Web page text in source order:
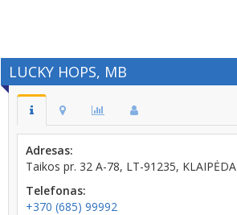
LUCKY HOPS, MB
Adresas:
Taikos pr. 32 A-78, LT-91235, KLAIPĖDA
Telefonas:
+370 (685) 99992